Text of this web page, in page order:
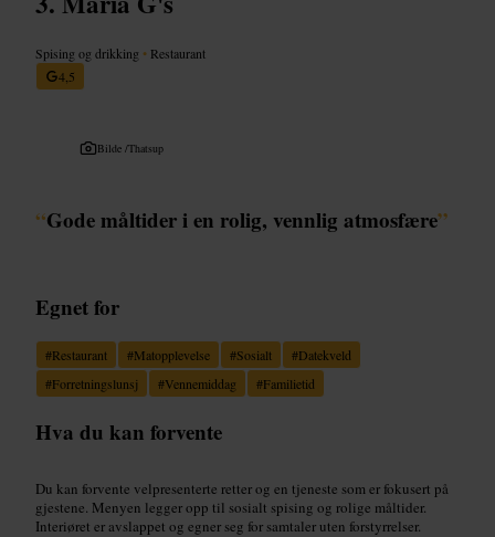
Spising og drikking • Restaurant
4,5
Bilde /Thatsup
“Gode måltider i en rolig, vennlig atmosfære”
Egnet for
#Restaurant #Matopplevelse #Sosialt #Datekveld
#Forretningslunsj #Vennemiddag #Familietid
Hva du kan forvente
Du kan forvente velpresenterte retter og en tjeneste som er fokusert på
gjestene. Menyen legger opp til sosialt spising og rolige måltider.
Interiøret er avslappet og egner seg for samtaler uten forstyrrelser.